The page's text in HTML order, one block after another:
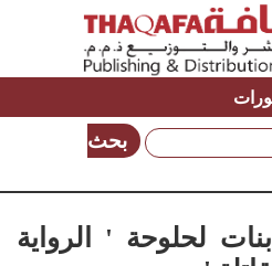
بحث
بنات لحلوحة ' الرواية